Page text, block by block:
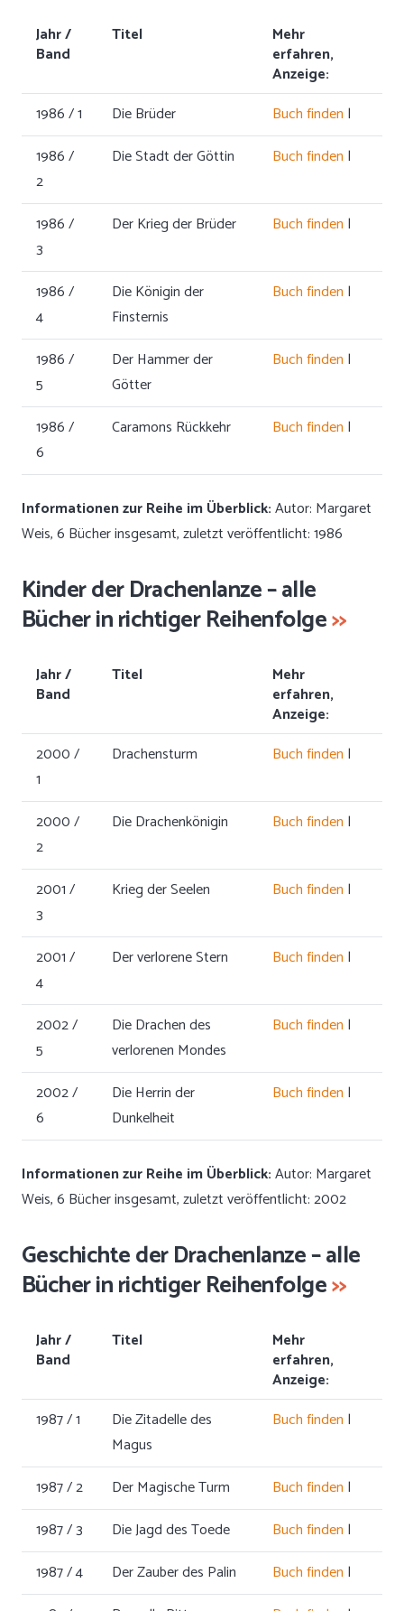
Jahr /
Band
Titel
Mehr
erfahren,
Anzeige:
1986 / 1
Die Brüder Buch finden |
1986 /
2
Die Stadt der Göttin Buch finden |
1986 /
3
Der Krieg der Brüder Buch finden |
1986 /
4
Die Königin der
Finsternis
Buch finden |
1986 /
5
Der Hammer der
Götter
Buch finden |
1986 /
6
Caramons Rückkehr Buch finden |
Informationen zur Reihe im Überblick:Autor: Margaret
Weis, 6 Bücher insgesamt, zuletzt veröffentlicht: 1986
Kinder der Drachenlanze – alle
Bücher in richtiger Reihenfolge>>
Jahr /
Band
Titel
Mehr
erfahren,
Anzeige:
2000 /
1
Drachensturm Buch finden |
2000 /
2
Die Drachenkönigin Buch finden |
2001 /
3
Krieg der Seelen Buch finden |
2001 /
4
Der verlorene Stern Buch finden |
2002 /
5
Die Drachen des
verlorenen Mondes
Buch finden |
2002 /
6
Die Herrin der
Dunkelheit
Buch finden |
Informationen zur Reihe im Überblick:Autor: Margaret
Weis, 6 Bücher insgesamt, zuletzt veröffentlicht: 2002
Geschichte der Drachenlanze – alle
Bücher in richtiger Reihenfolge>>
Jahr /
Band
Titel
Mehr
erfahren,
Anzeige:
1987 / 1
Die Zitadelle des
Magus
Buch finden |
1987 / 2 Der Magische Turm Buch finden |
1987 / 3
Die Jagd des Toede Buch finden |
1987 / 4
Der Zauber des Palin Buch finden |